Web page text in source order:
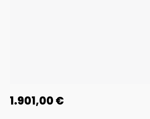
Regulärer Preis:
1.901,00 €